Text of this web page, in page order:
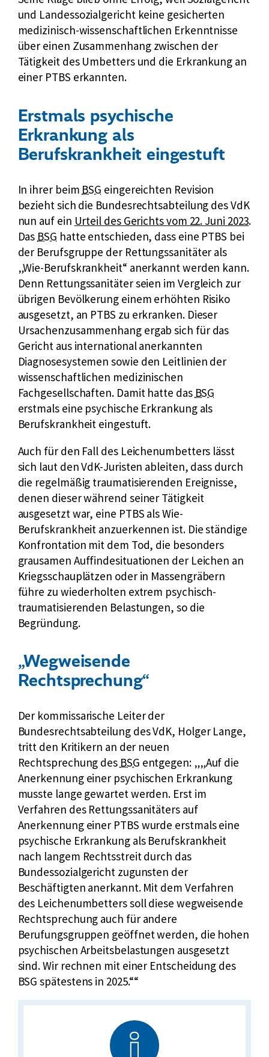
und Landessozialgericht keine gesicherten
medizinisch-wissenschaftlichen Erkenntnisse
über einen Zusammenhang zwischen der
Tätigkeit des Umbetters und die Erkrankung an
einer PTBS erkannten.
Erstmals psychische
Erkrankung als
Berufskrankheit eingestuft
In ihrer beim BSG k
u
r
z
f
ü
r
B
u
n
d
e
s
s
o
z
a
l
g
e
r
i
c
h
t
eingereichten Revision
bezieht sich die Bundesrechtsabteilung des VdK
nun auf ein E
x
t
e
r
n
e
r
L
i
n
k
:
Urteil des Gerichts vom 22. Juni 2023.
Das BSGk
u
r
z
f
ü
r
B
u
n
d
e
s
o
z
i
a
l
g
e
r
i
c
h
t
hatte entschieden, dass eine PTBS bei
der Berufsgruppe der Rettungssanitäter als
„Wie-Berufskrankheit“ anerkannt werden kann.
Denn Rettungssanitäter seien im Vergleich zur
übrigen Bevölkerung einem erhöhten Risiko
ausgesetzt, an PTBS zu erkranken. Dieser
Ursachenzusammenhang ergab sich für das
Gericht aus international anerkannten
Diagnosesystemen sowie den Leitlinien der
wissenschaftlichen medizinischen
Fachgesellschaften. Damit hatte das BSG
f
ü
r
n
d
e
s
s
i
h
t
erstmals eine psychische Erkrankung als
Berufskrankheit eingestuft.
Auch für den Fall des Leichenumbetters lässt
sich laut den VdK-Juristen ableiten, dass durch
die regelmäßig traumatisierenden Ereignisse,
denen dieser während seiner Tätigkeit
ausgesetzt war, eine PTBS als Wie-
Berufskrankheit anzuerkennen ist. Die ständige
Konfrontation mit dem Tod, die besonders
grausamen Auffindesituationen der Leichen an
Kriegsschauplätzen oder in Massengräbern
führe zu wiederholten extrem psychisch-
traumatisierenden Belastungen, so die
Begründung.
„Wegweisende
Rechtsprechung“
Der kommissarische Leiter der
Bundesrechtsabteilung des VdK, Holger Lange,
tritt den Kritikern an der neuen
Rechtsprechung des BSGk
u
r
z
f
ü
r
B
u
n
d
e
s
s
z
entgegen: „Auf die
Anerkennung einer psychischen Erkrankung
musste lange gewartet werden. Erst im
Verfahren des Rettungssanitäters auf
Anerkennung einer PTBS wurde erstmals eine
psychische Erkrankung als Berufskrankheit
nach langem Rechtsstreit durch das
Bundessozialgericht zugunsten der
Beschäftigten anerkannt. Mit dem Verfahren
des Leichenumbetters soll diese wegweisende
Rechtsprechung auch für andere
Berufungsgruppen geöffnet werden, die hohen
psychischen Arbeitsbelastungen ausgesetzt
sind. Wir rechnen mit einer Entscheidung des
BSG spätestens in 2025.“